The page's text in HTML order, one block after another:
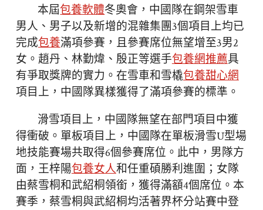
本屆包養軟體冬奧會，中國隊在鋼架雪車
男人、男子以及新增的混雜集團3個項目上均已
完成包養滿項參賽，且參賽席位無望增至3男2
女。趙丹、林勤煒、殷正等選手包養網推薦具
有爭取獎牌的實力。在雪車和雪橇包養甜心網
項目上，中國隊異樣獲得了滿項參賽的標準。
滑雪項目上，中國隊無望在部門項目中獲
得衝破。單板項目上，中國隊在單板滑雪U型場
地技能賽場共取得6個參賽席位。此中，男隊方
面，王梓陽包養女人和任重碩勝利進圍；女隊
由蔡雪桐和武紹桐領銜，獲得滿額4個席位。本
賽季，蔡雪桐與武紹桐均活著界杯分站賽中登